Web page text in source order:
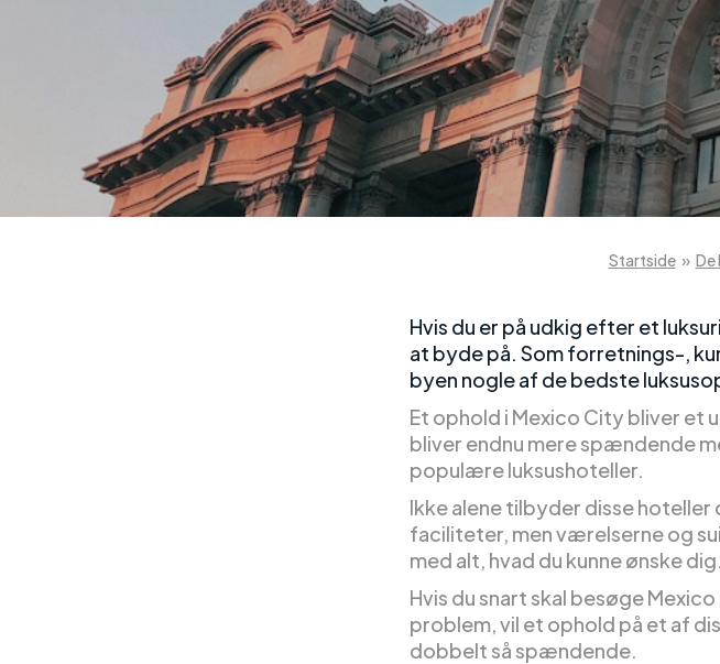
Startside » De
Hvis du er på udkig efter et
at byde på. Som forretnings-,
byen nogle af de bedste
Et ophold i Mexico City bliver
bliver endnu mere spændende
populære luksushoteller.
Ikke alene tilbyder disse
faciliteter, men værelserne og
med alt, hvad du kunne ønske dig.
Hvis du snart skal besøge
problem, vil et ophold på et af
dobbelt så spændende.